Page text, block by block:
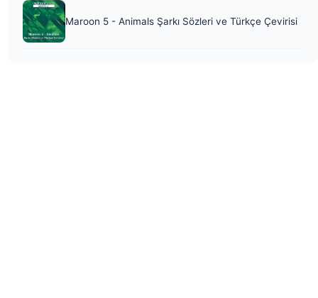
Maroon 5 - Animals Şarkı Sözleri ve Türkçe Çevirisi